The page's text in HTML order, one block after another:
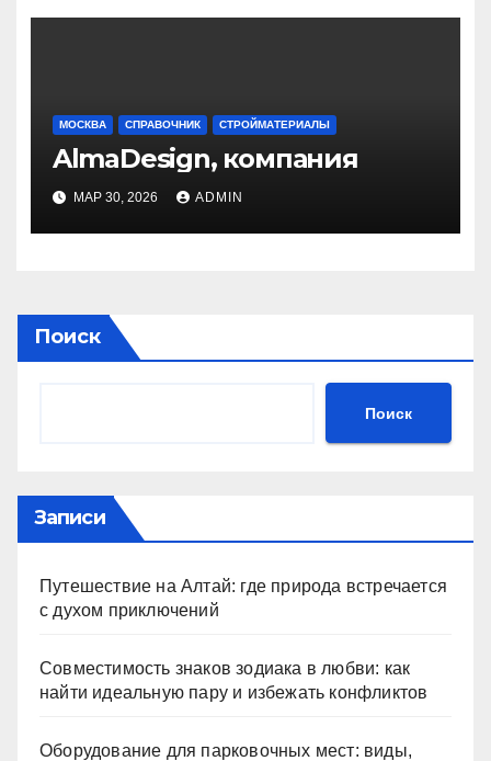
МОСКВА СПРАВОЧНИК СТРОЙМАТЕРИАЛЫ
AlmaDesign, компания
МАР 30, 2026 ADMIN
Поиск
Поиск
Записи
Путешествие на Алтай: где природа встречается
с духом приключений
Совместимость знаков зодиака в любви: как
найти идеальную пару и избежать конфликтов
Оборудование для парковочных мест: виды,